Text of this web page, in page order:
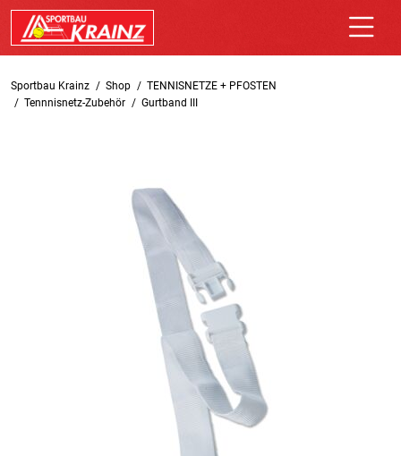
Sportbau Krainz Shop
TENNISNETZE + PFOSTEN
Tennnisnetz-Zubehör
Gurtband III